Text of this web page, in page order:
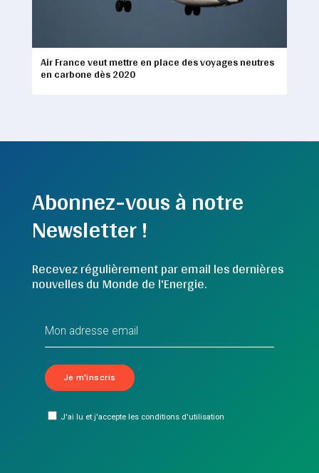
Air France veut mettre en place des voyages neutres
en carbone dès 2020
Abonnez-vous à notre
Newsletter !
Recevez régulièrement par email les dernières
nouvelles du Monde de l'Energie.
J'ai lu et j'accepte les conditions d'utilisation